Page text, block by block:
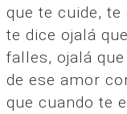
que te cuide,
te dice ojalá
falles, ojalá
de ese amor
que cuando te